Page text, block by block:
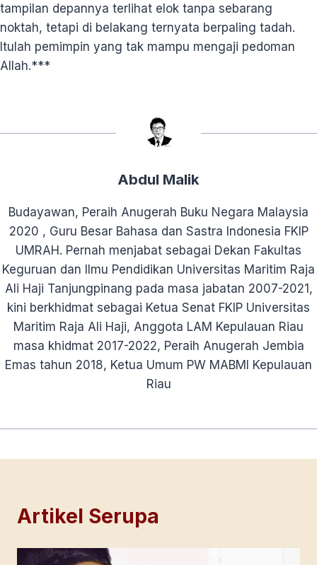
tampilan depannya terlihat elok tanpa sebarang
noktah, tetapi di belakang ternyata berpaling tadah.
Itulah pemimpin yang tak mampu mengaji pedoman
Allah.***
Abdul Malik
Budayawan, Peraih Anugerah Buku Negara Malaysia
2020 , Guru Besar Bahasa dan Sastra Indonesia FKIP
UMRAH. Pernah menjabat sebagai Dekan Fakultas
Keguruan dan Ilmu Pendidikan Universitas Maritim Raja
Ali Haji Tanjungpinang pada masa jabatan 2007-2021,
kini berkhidmat sebagai Ketua Senat FKIP Universitas
Maritim Raja Ali Haji, Anggota LAM Kepulauan Riau
masa khidmat 2017-2022, Peraih Anugerah Jembia
Emas tahun 2018, Ketua Umum PW MABMI Kepulauan
Riau
Artikel Serupa